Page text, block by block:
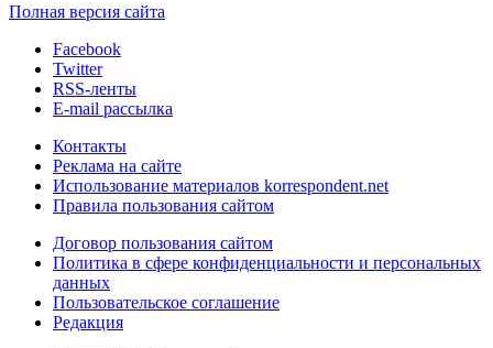
Полная версия сайта
Facebook
Twitter
RSS-ленты
E-mail рассылка
Контакты
Реклама на сайте
Использование материалов korrespondent.net
Правила пользования сайтом
Договор пользования сайтом
Политика в сфере конфиденциальности и персональных
данных
Пользовательское соглашение
Редакция